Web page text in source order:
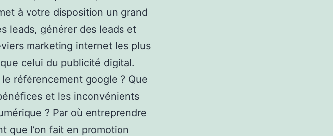
à votre disposition un grand
leads, générer des leads et
marketing internet les plus
celui du publicité digital.
référencement google ? Que
et les inconvénients
? Par où entreprendre
que l’on fait en promotion